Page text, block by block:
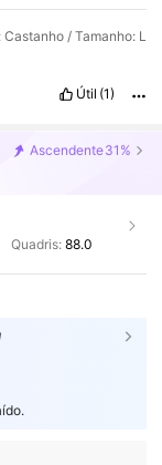
Castanho / Tamanho: L
Útil (1)
Ascendente31%
Quadris: 88.0